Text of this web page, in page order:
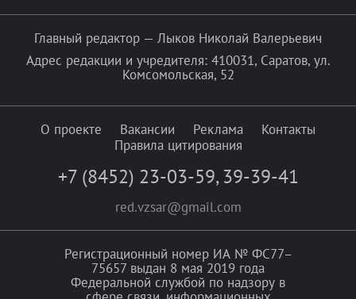
Главный редактор — Лыков Николай Валерьевич
Адрес редакции и учредителя: 410031, Саратов, ул.
Комсомольская, 52
О проекте Вакансии Реклама
Контакты
Правила цитирования
+7 (8452) 23-03-59, 39-39-41
red.vzsar@gmail.com
Регистрационный номер ИА № ФС77–
75657 выдан 8 мая 2019 года
Федеральной службой по надзору в